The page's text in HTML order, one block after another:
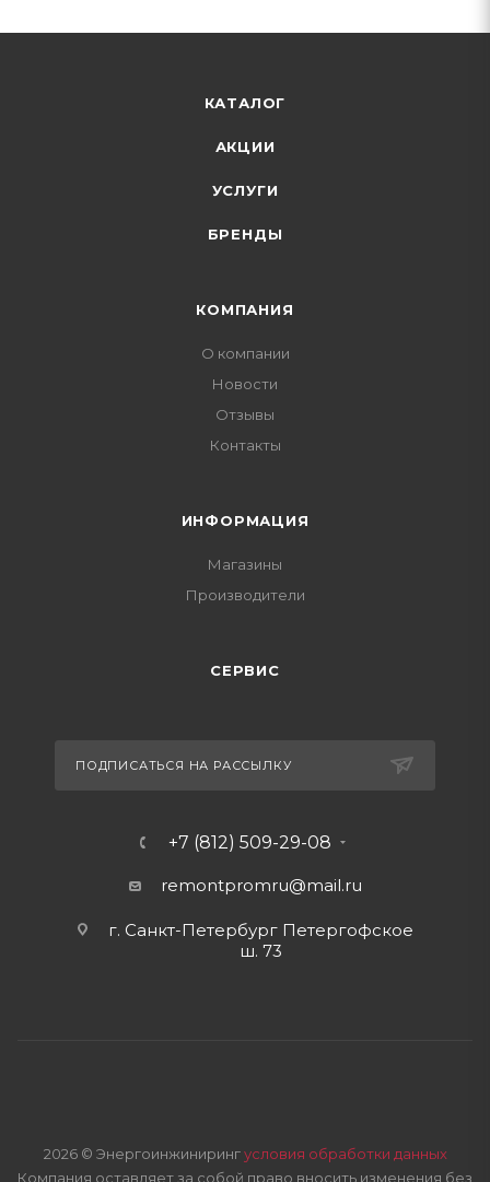
КАТАЛОГ
АКЦИИ
УСЛУГИ
БРЕНДЫ
КОМПАНИЯ
О компании
Новости
Отзывы
Контакты
ИНФОРМАЦИЯ
Магазины
Производители
СЕРВИС
ПОДПИСАТЬСЯ НА РАССЫЛКУ
+7 (812) 509-29-08
remontpromru@mail.ru
г. Санкт-Петербург Петергофское
ш. 73
2026 © Энергоинжинирингусловия обработки данных
Компания оставляет за собой право вносить изменения без